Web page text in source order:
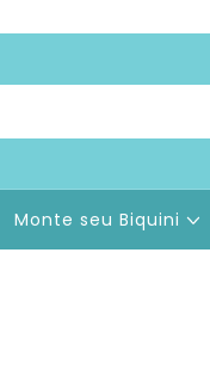
Monte seu Biquini